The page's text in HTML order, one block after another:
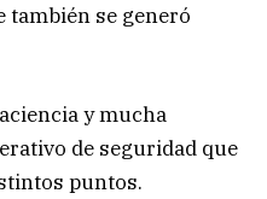
también se generó
y mucha
de seguridad que
puntos.